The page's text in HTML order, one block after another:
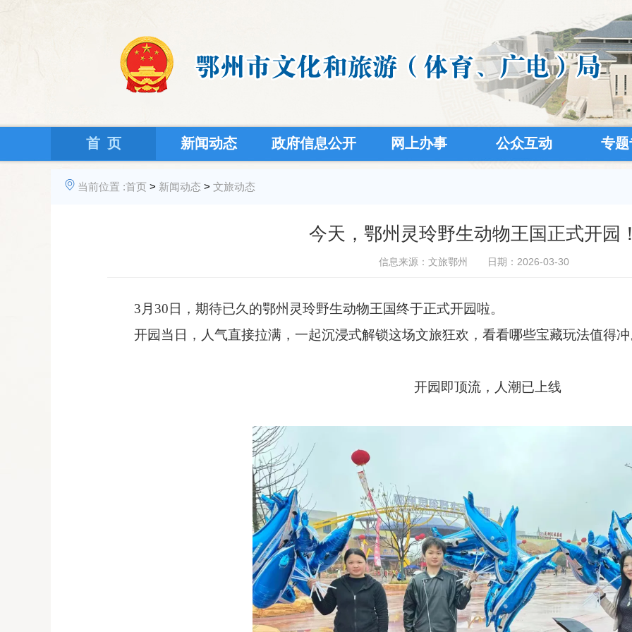
首 页 新闻动态 政府信息公开 网上办事 公众互动 专
当前位置 :首页 > 新闻动态 > 文旅动态
今天，鄂州灵玲野生动物王国正式开园
信息来源：文旅鄂州 日期：2026-03-30
3月30日 ， 期待已久的鄂州灵玲野生动物王国终于正式开园啦。
开园当日 ， 人气直接拉满 ， 一起沉浸式解锁这场文旅狂欢 ， 看看哪些宝藏玩法值得冲
开园即顶流，人潮已上线